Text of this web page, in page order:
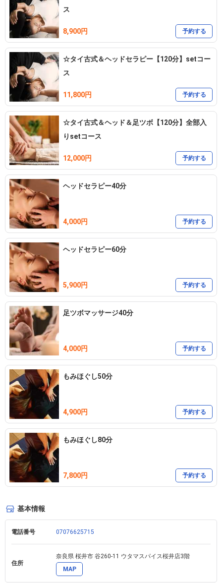
ス
8,900円 予約する
☆タイ古式＆ヘッドセラピー【120分】setコー
ス
11,800円 予約する
☆タイ古式＆ヘッド＆足ツボ【120分】全部入
りsetコース
12,000円 予約する
ヘッドセラピー40分
4,000円 予約する
ヘッドセラピー60分
5,900円 予約する
足ツボマッサージ40分
4,000円 予約する
もみほぐし50分
4,900円 予約する
もみほぐし80分
7,800円 予約する
基本情報
電話番号 07076625715
住所
奈良県 桜井市 谷260-11 ウタマスパイス桜井店3階
MAP